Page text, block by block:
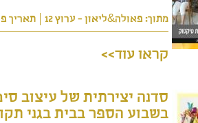
מתוך: פאולה&ליאון - ערוץ 12
תאריך
קראו עוד>>
סדנה יצירתית של עיצוב
בשבוע הספר בבית בגני